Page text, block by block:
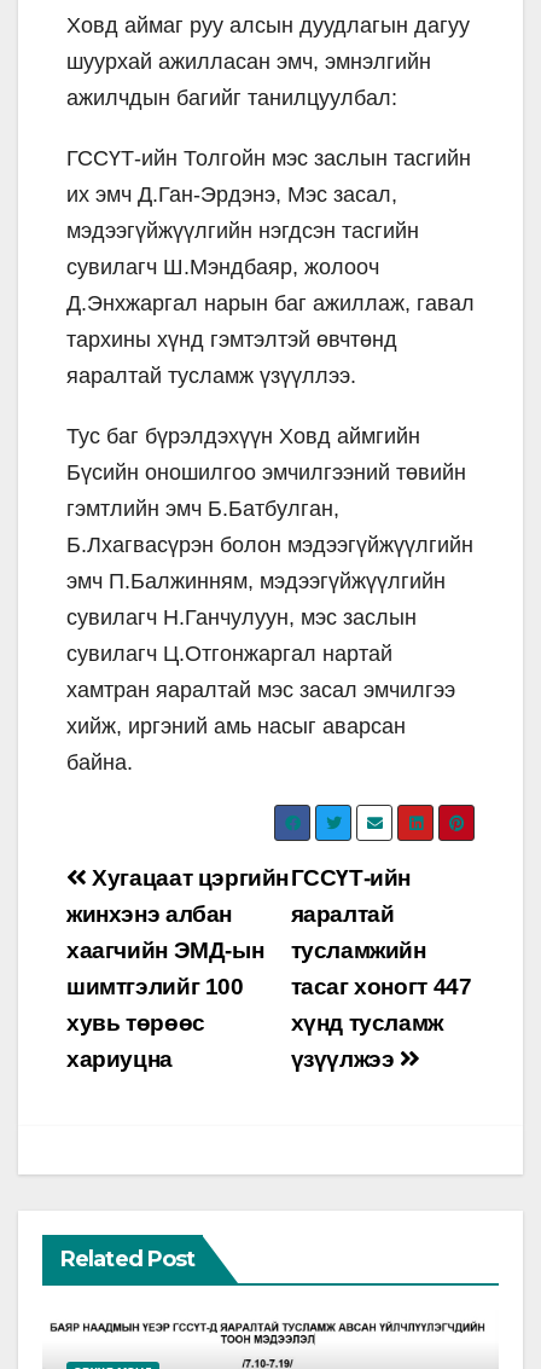
Ховд аймаг руу алсын дуудлагын дагуу
шуурхай ажилласан эмч, эмнэлгийн
ажилчдын багийг танилцуулбал:
ГССҮТ-ийн Толгойн мэс заслын тасгийн
их эмч Д.Ган-Эрдэнэ, Мэс засал,
мэдээгүйжүүлгийн нэгдсэн тасгийн
сувилагч Ш.Мэндбаяр, жолооч
Д.Энхжаргал нарын баг ажиллаж, гавал
тархины хүнд гэмтэлтэй өвчтөнд
яаралтай тусламж үзүүллээ.
Тус баг бүрэлдэхүүн Ховд аймгийн
Бүсийн оношилгоо эмчилгээний төвийн
гэмтлийн эмч Б.Батбулган,
Б.Лхагвасүрэн болон мэдээгүйжүүлгийн
эмч П.Балжинням, мэдээгүйжүүлгийн
сувилагч Н.Ганчулуун, мэс заслын
сувилагч Ц.Отгонжаргал нартай
хамтран яаралтай мэс засал эмчилгээ
хийж, иргэний амь насыг аварсан
байна.
Post
navigation
ГССҮТ-ийн
яаралтай
тусламжийн
тасаг хоногт 447
хүнд тусламж
үзүүлжээ
Хугацаат цэргийн
жинхэнэ албан
хаагчийн ЭМД-ын
шимтгэлийг 100
хувь төрөөс
хариуцна
Related Post